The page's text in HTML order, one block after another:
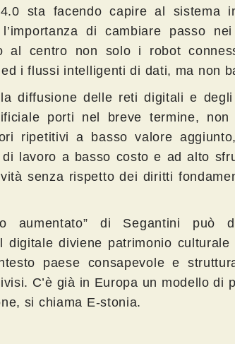
sta facendo capire al sistema
di cambiare passo nei
al centro non solo i robot
i flussi intelligenti di dati, ma non
diffusione delle reti digitali e degli
porti nel breve termine,
ripetitivi a basso valore
lavoro a basso costo e ad alto
senza rispetto dei diritti
aumentato” di Segantini può
digitale diviene patrimonio culturale
paese consapevole e
C’è già in Europa un modello di
si chiama E-stonia.